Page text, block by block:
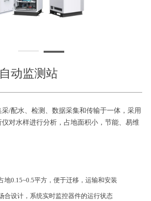
动监测站
/配水、检测、数据采集和传输于一体，采用
对水样进行分析，占地面积小，节能、易维
地0.15~0.5平方，便于迁移，运输和安装
合设计，系统实时监控器件的运行状态